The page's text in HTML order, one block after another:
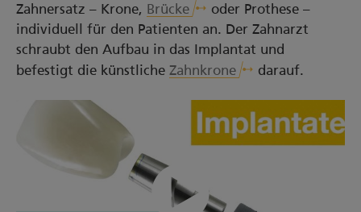
Zahnersatz – Krone, Brücke
oder Prothese –
individuell für den Patienten an. Der Zahnarzt
schraubt den Aufbau in das Implantat und
befestigt die künstliche Zahnkrone darauf.